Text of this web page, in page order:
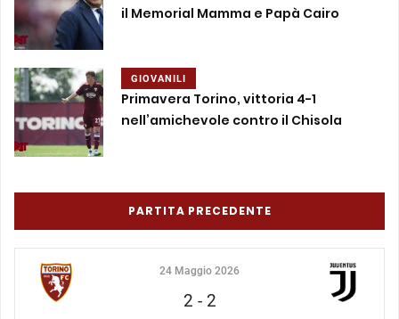
il Memorial Mamma e Papà Cairo
GIOVANILI
Primavera Torino, vittoria 4-1
nell’amichevole contro il Chisola
PARTITA PRECEDENTE
24 Maggio 2026
2 - 2